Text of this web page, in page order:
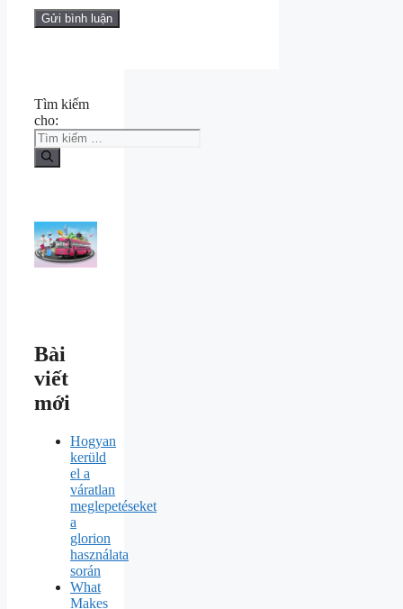
Tìm kiếm
cho:
Bài
viết
mới
Hogyan
kerüld
el a
váratlan
meglepetéseket
a
glorion
használata
során
What
Makes